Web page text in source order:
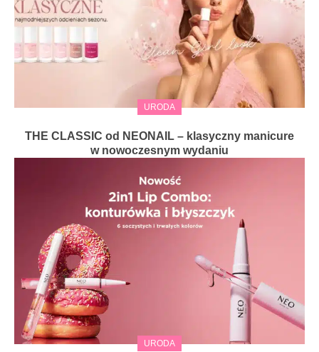
URODA
THE CLASSIC od NEONAIL – klasyczny manicure
w nowoczesnym wydaniu
URODA